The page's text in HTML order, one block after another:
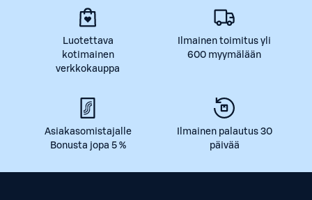
Luotettava
kotimainen
verkkokauppa
Ilmainen toimitus yli
600 myymälään
Asiakasomistajalle
Bonusta jopa 5 %
Ilmainen palautus 30
päivää